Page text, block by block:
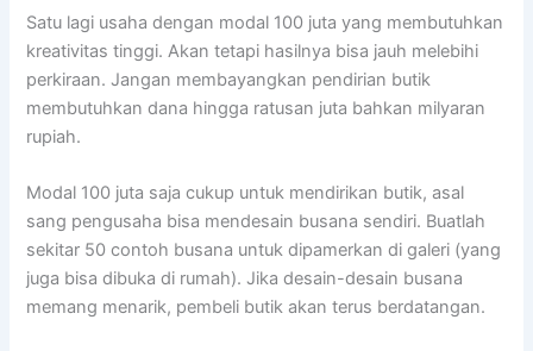
Satu lagi usaha dengan modal 100 juta yang membutuhkan
kreativitas tinggi. Akan tetapi hasilnya bisa jauh melebihi
perkiraan. Jangan membayangkan pendirian butik
membutuhkan dana hingga ratusan juta bahkan milyaran
rupiah.
Modal 100 juta saja cukup untuk mendirikan butik, asal
sang pengusaha bisa mendesain busana sendiri. Buatlah
sekitar 50 contoh busana untuk dipamerkan di galeri (yang
juga bisa dibuka di rumah). Jika desain-desain busana
memang menarik, pembeli butik akan terus berdatangan.